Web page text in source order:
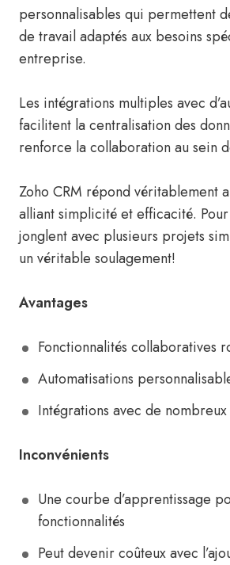
personnalisables qui permettent
de travail adaptés aux besoins
entreprise.
Les intégrations multiples avec
facilitent la centralisation des
renforce la collaboration au sein
Zoho CRM répond véritablement
alliant simplicité et efficacité.
jonglent avec plusieurs projets
un véritable soulagement!
Avantages
Fonctionnalités collaboratives
Automatisations
Intégrations avec de
Inconvénients
Une courbe d’apprentissage
fonctionnalités
Peut devenir coûteux avec